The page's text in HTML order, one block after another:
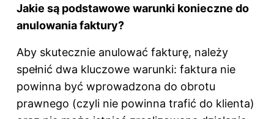
Jakie są podstawowe warunki konieczne do
anulowania faktury?
Aby skutecznie anulować fakturę, należy
spełnić dwa kluczowe warunki: faktura nie
powinna być wprowadzona do obrotu
prawnego (czyli nie powinna trafić do klienta)